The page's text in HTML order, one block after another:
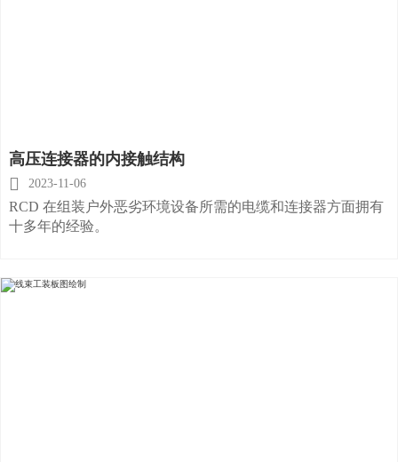
高压连接器的内接触结构
 2023-11-06
RCD 在组装户外恶劣环境设备所需的电缆和连接器方面拥有
十多年的经验。